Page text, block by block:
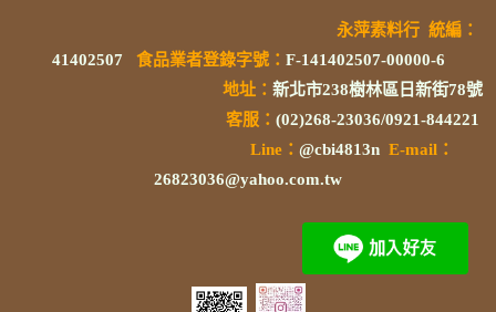
永萍素料行 統編 ：
41402507
食品業者登錄字號： F-141402507-00000-6
地址： 新北市238樹林區日新街78號
客服： (02)268-23036/0921-844221
Line： @cbi4813n E-mail：
26823036@yahoo.com.tw